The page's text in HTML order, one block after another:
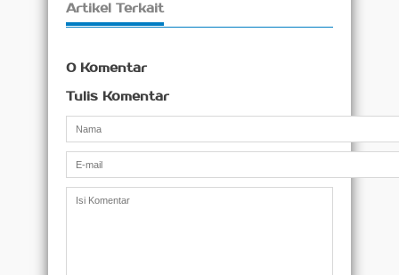
Artikel Terkait
0 Komentar
Tulis Komentar